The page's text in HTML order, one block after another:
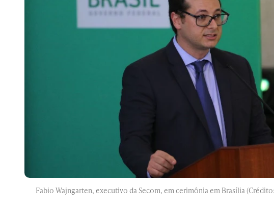
Fabio Wajngarten, executivo da Secom, em cerimônia em Brasília